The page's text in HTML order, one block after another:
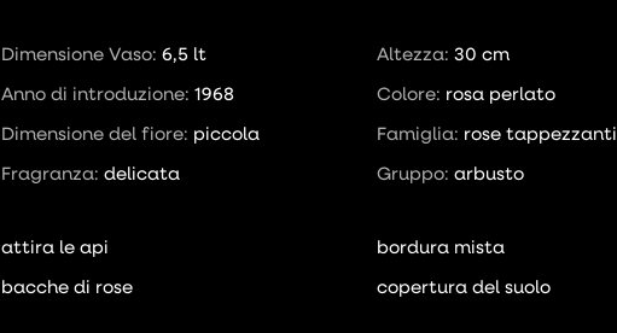
Dimensione Vaso:6,5 lt Altezza:30 cm
Anno di introduzione:1968 Colore: rosa perlato
Dimensione del fiore: piccola Famiglia: rose tappezzanti
Fragranza:delicata Gruppo:arbusto
attira le api bordura mista
bacche di rose
copertura del suolo